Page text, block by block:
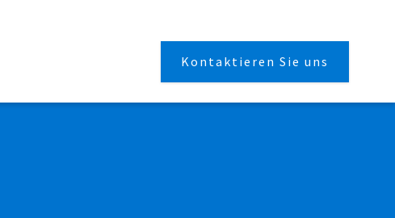
Kontaktieren Sie uns